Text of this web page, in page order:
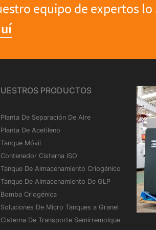
equipo de expertos
PRODUCTOS
Planta De Separación De Aire
Planta De Acetileno
Tanque Móvil
Contenedor Cisterna ISO
Tanque De Almacenamiento Criogénico
Tanque De Almacenamiento De GLP
Bomba Criogénica
Soluciones De Micro Tanques a Granel
Cisterna De Transporte Semirremolque